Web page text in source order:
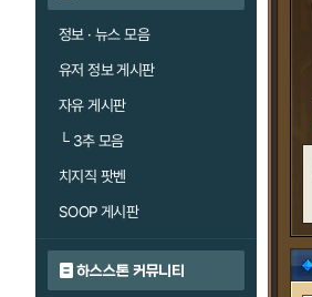
정보 · 뉴스 모음
유저 정보 게시판
자유 게시판
└3추 모음
치지직 팟벤
SOOP 게시판
하스스톤 커뮤니티